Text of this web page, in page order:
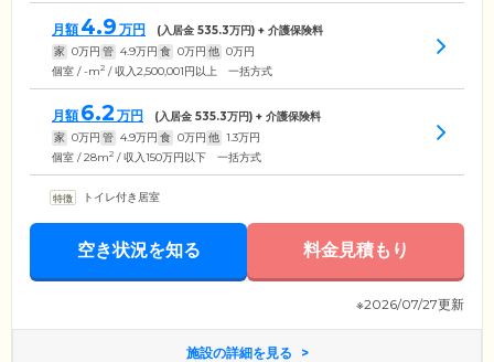
月額 4.9 万円 (入居金 535.3万円) + 介護保険料
家 0万円 管 4.9万円 食 0万円 他 0万円
個室 / -m2 / 収入2,500,001円以上 一括方式
月額 6.2 万円 (入居金 535.3万円) + 介護保険料
家 0万円 管 4.9万円 食 0万円 他 1.3万円
個室 / 28m2 / 収入150万円以下 一括方式
トイレ付き居室
空き状況を知る 料金見積もり
※2026/07/27更新
施設の詳細を見る